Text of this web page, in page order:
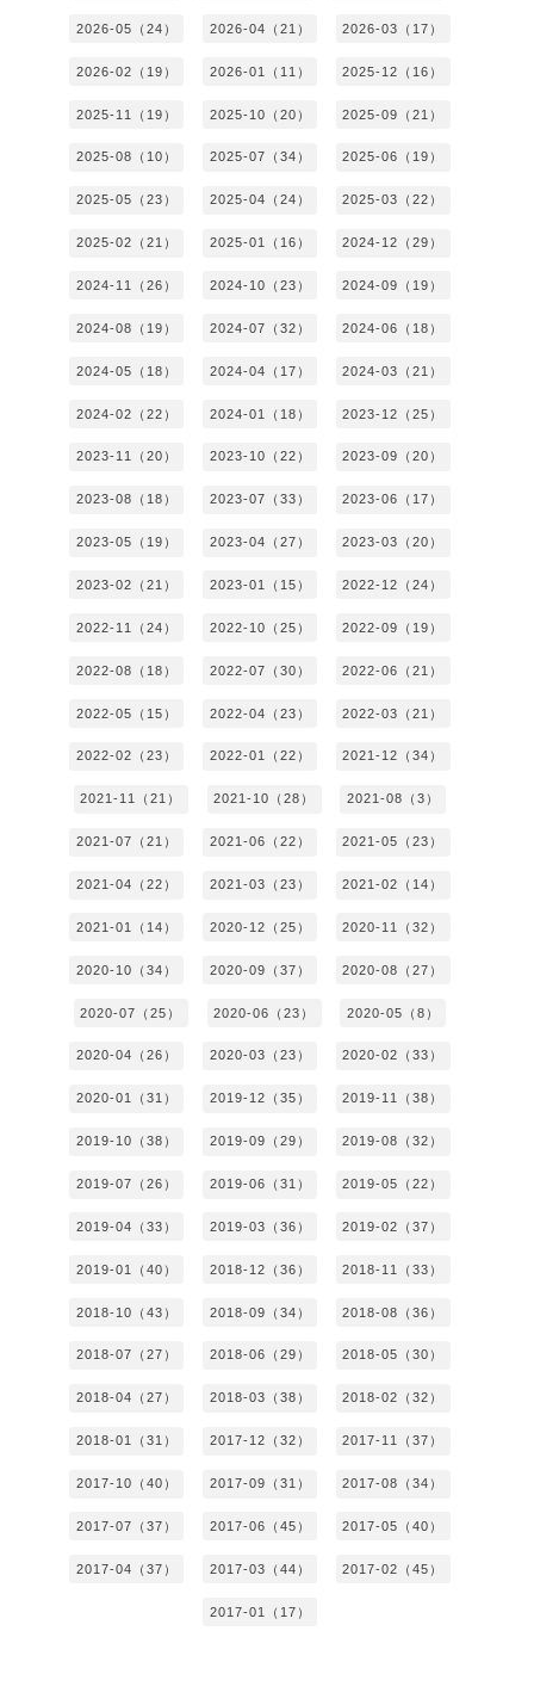
2026-05（24） 2026-04（21） 2026-03（17）
2026-02（19） 2026-01（11） 2025-12（16）
2025-11（19） 2025-10（20） 2025-09（21）
2025-08（10） 2025-07（34） 2025-06（19）
2025-05（23） 2025-04（24） 2025-03（22）
2025-02（21） 2025-01（16） 2024-12（29）
2024-11（26） 2024-10（23） 2024-09（19）
2024-08（19） 2024-07（32） 2024-06（18）
2024-05（18） 2024-04（17） 2024-03（21）
2024-02（22） 2024-01（18） 2023-12（25）
2023-11（20） 2023-10（22） 2023-09（20）
2023-08（18） 2023-07（33） 2023-06（17）
2023-05（19） 2023-04（27） 2023-03（20）
2023-02（21） 2023-01（15） 2022-12（24）
2022-11（24） 2022-10（25） 2022-09（19）
2022-08（18） 2022-07（30） 2022-06（21）
2022-05（15） 2022-04（23） 2022-03（21）
2022-02（23） 2022-01（22） 2021-12（34）
2021-11（21） 2021-10（28） 2021-08（3）
2021-07（21） 2021-06（22） 2021-05（23）
2021-04（22） 2021-03（23） 2021-02（14）
2021-01（14） 2020-12（25） 2020-11（32）
2020-10（34） 2020-09（37） 2020-08（27）
2020-07（25） 2020-06（23） 2020-05（8）
2020-04（26） 2020-03（23） 2020-02（33）
2020-01（31） 2019-12（35） 2019-11（38）
2019-10（38） 2019-09（29） 2019-08（32）
2019-07（26） 2019-06（31） 2019-05（22）
2019-04（33） 2019-03（36） 2019-02（37）
2019-01（40） 2018-12（36） 2018-11（33）
2018-10（43） 2018-09（34） 2018-08（36）
2018-07（27） 2018-06（29） 2018-05（30）
2018-04（27） 2018-03（38） 2018-02（32）
2018-01（31） 2017-12（32） 2017-11（37）
2017-10（40） 2017-09（31） 2017-08（34）
2017-07（37） 2017-06（45） 2017-05（40）
2017-04（37） 2017-03（44） 2017-02（45）
2017-01（17）